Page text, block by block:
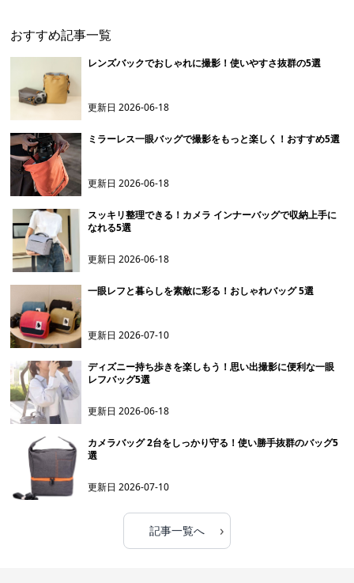
おすすめ記事一覧
レンズバックでおしゃれに撮影！使いやすさ抜群の5選
更新日2026-06-18
ミラーレス一眼バッグで撮影をもっと楽しく！おすすめ5選
更新日2026-06-18
スッキリ整理できる！カメラ インナーバッグで収納上手に
なれる5選
更新日2026-06-18
一眼レフと暮らしを素敵に彩る！おしゃれバッグ 5選
更新日2026-07-10
ディズニー持ち歩きを楽しもう！思い出撮影に便利な一眼
レフバッグ5選
更新日2026-06-18
カメラバッグ 2台をしっかり守る！使い勝手抜群のバッグ5
選
更新日2026-07-10
記事一覧へ ›